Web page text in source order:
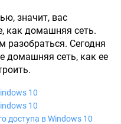
значит, вас
как домашняя сеть.
Сегодня
домашняя сеть, как ее
10
10
доступа в Windows 10